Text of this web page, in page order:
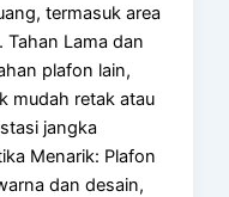
termasuk area
Lama dan
plafon lain,
mudah retak atau
jangka
Menarik: Plafon
dan desain,